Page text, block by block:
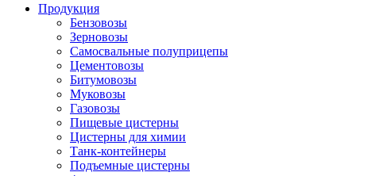
Продукция
Бензовозы
Зерновозы
Самосвальные полуприцепы
Цементовозы
Битумовозы
Муковозы
Газовозы
Пищевые цистерны
Цистерны для химии
Танк-контейнеры
Подъемные цистерны